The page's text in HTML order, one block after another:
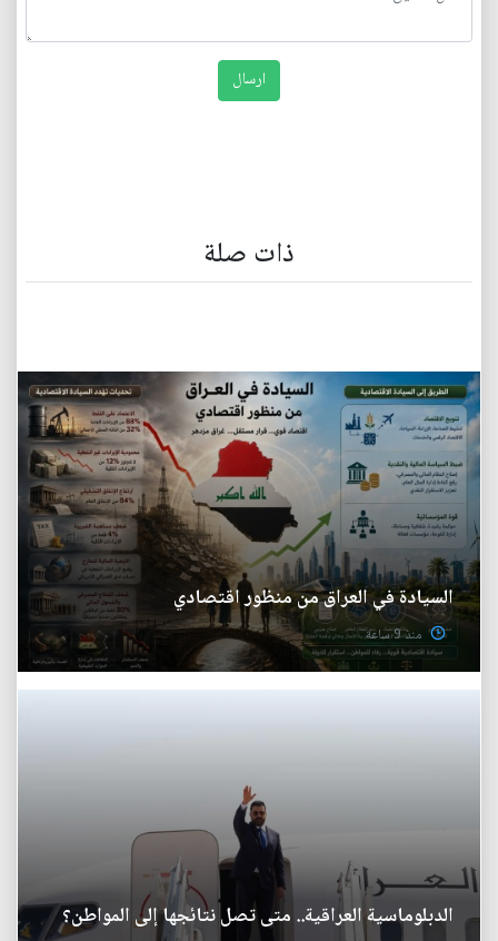
ذات صلة
السيادة في العراق من منظور اقتصادي
منذ 9 ساعة
الدبلوماسية العراقية.. متى تصل نتائجها إلى المواطن؟